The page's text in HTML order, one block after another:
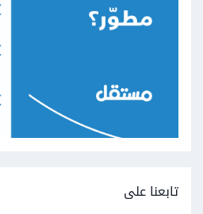
تابعنا على